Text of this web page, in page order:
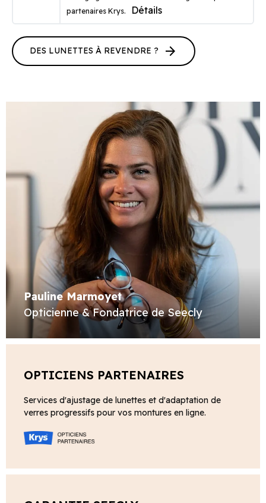
partenaires Krys.
Détails
DES LUNETTES À REVENDRE ? arrow_forward
Pauline Marmoyet
Opticienne & Fondatrice de Seecly
OPTICIENS PARTENAIRES
Services d'ajustage de lunettes et d'adaptation de
verres progressifs pour vos montures en ligne.